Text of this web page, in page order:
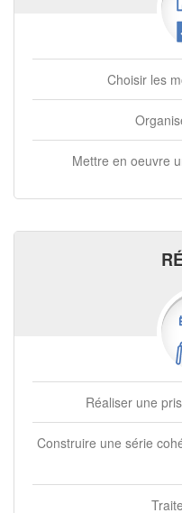
Choisir les
Mettre en oeuvre
Réaliser une
Construire une série